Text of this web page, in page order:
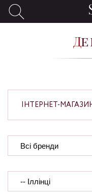
ІНТЕРНЕТ-